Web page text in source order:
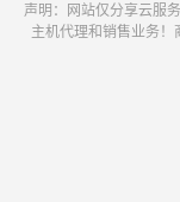
声明：网站仅分享云服
主机代理和销售业务！